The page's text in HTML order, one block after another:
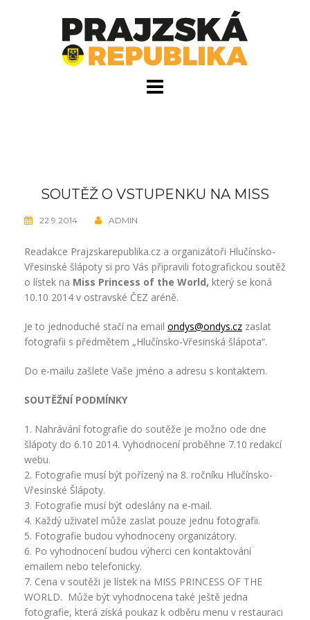
SOUTĚŽ O VSTUPENKU NA MISS
22.9.2014 ADMIN
Readakce Prajzskarepublika.cz a organizátoři Hlučínsko-
Vřesinské šlápoty si pro Vás připravili fotografickou soutěž
o lístek na Miss Princess of the World, který se koná
10.10 2014 v ostravské ČEZ aréně.
Je to jednoduché stačí na email ondys@ondys.cz zaslat
fotografii s předmětem „Hlučínsko-Vřesinská šlápota“.
Do e-mailu zašlete Vaše jméno a adresu s kontaktem.
SOUTĚŽNÍ PODMÍNKY
1. Nahrávání fotografie do soutěže je možno ode dne
šlápoty do 6.10 2014. Vyhodnocení proběhne 7.10 redakcí
webu.
2. Fotografie musí být pořízený na 8. ročníku Hlučínsko-
Vřesinské Šlápoty.
3. Fotografie musí být odeslány na e-mail.
4. Každý uživatel může zaslat pouze jednu fotografii.
5. Fotografie budou vyhodnoceny organizátory.
6. Po vyhodnocení budou výherci cen kontaktování
emailem nebo telefonicky.
7. Cena v soutěži je lístek na MISS PRINCESS OF THE
WORLD. Může být vyhodnocena také ještě jedna
fotografie, která získá poukaz k odběru menu v restauraci